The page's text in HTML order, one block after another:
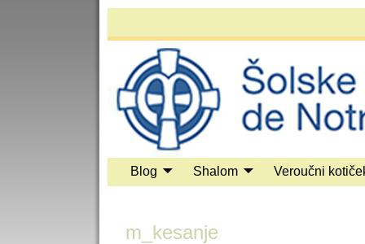
Blog Shalom Veroučni
m_kesanje